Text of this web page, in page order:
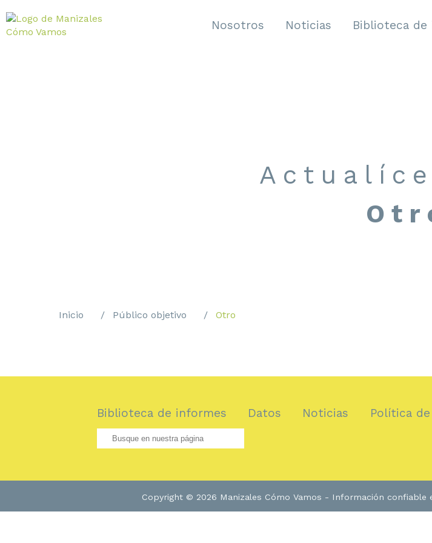
Nosotros Noticias Biblioteca de
Inicio Público objetivo Otro
Biblioteca de informes Datos Noticias Política
Copyright © 2026 Manizales Cómo Vamos - Información confiable